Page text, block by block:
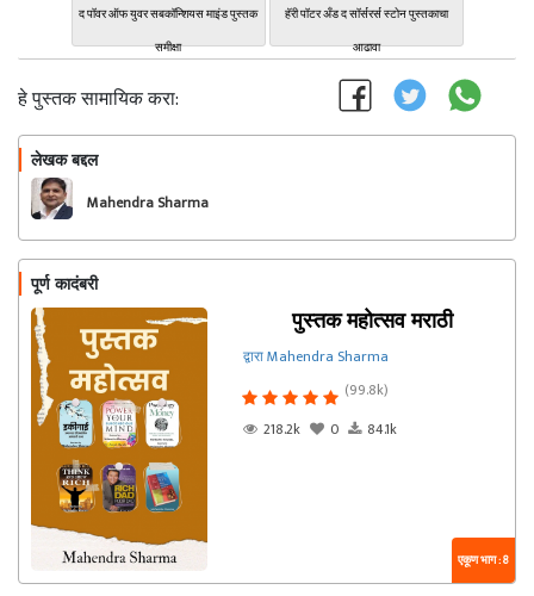
द पॉवर ऑफ युवर सबकॉन्शियस माइंड पुस्तक
समीक्षा
हॅरी पॉटर अँड द सॉर्सरर्स स्टोन पुस्तकाचा
आढावा
हे पुस्तक सामायिक करा:
लेखक बद्दल
Mahendra Sharma
पूर्ण कादंबरी
पुस्तक महोत्सव मराठी
द्वारा Mahendra Sharma
(99.8k)
218.2k
0 84.1k
एकूण भाग : 8